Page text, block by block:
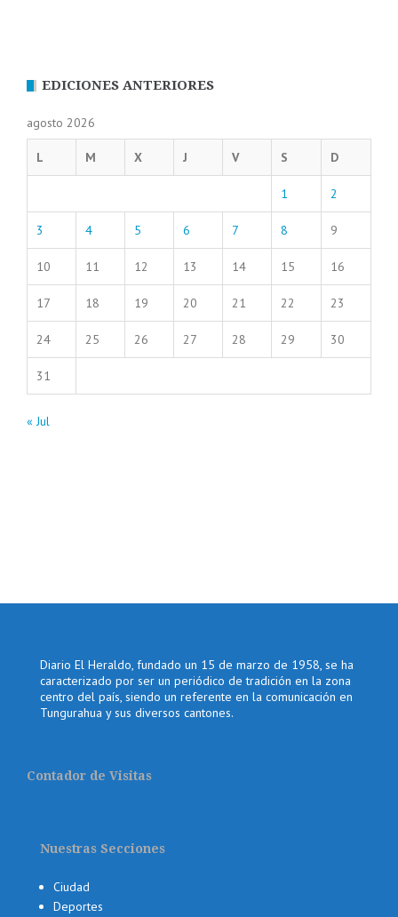
EDICIONES ANTERIORES
agosto 2026
L M X J V S D
1 2
3 4 5 6 7 8 9
10 11 12 13 14 15 16
17 18 19 20 21 22 23
24 25 26 27 28 29 30
31
« Jul
Diario El Heraldo, fundado un 15 de marzo de 1958, se ha
caracterizado por ser un periódico de tradición en la zona
centro del país, siendo un referente en la comunicación en
Tungurahua y sus diversos cantones.
Contador de Visitas
Nuestras Secciones
Ciudad
Deportes